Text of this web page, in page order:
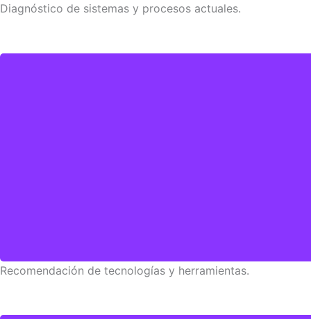
Diagnóstico de sistemas y procesos actuales​.
Recomendación de tecnologías y herramientas.